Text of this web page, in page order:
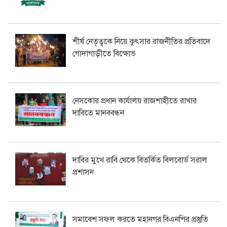
শীর্ষ নেতৃত্বকে নিয়ে কুৎসার রাজনীতির প্রতিবাদে
গোদাগাড়ীতে বিক্ষোভ
নেসকোর প্রধান কার্যালয় রাজশাহীতে রাখার
দাবিতে মানববন্ধন
দাবির মুখে রাবি থেকে বিতর্কিত বিলবোর্ড সরাল
প্রশাসন
সমাবেশ সফল করতে মহানগর বিএনপির প্রস্তুতি